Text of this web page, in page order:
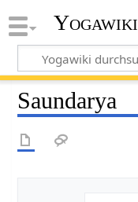
Yogawiki
Saundarya